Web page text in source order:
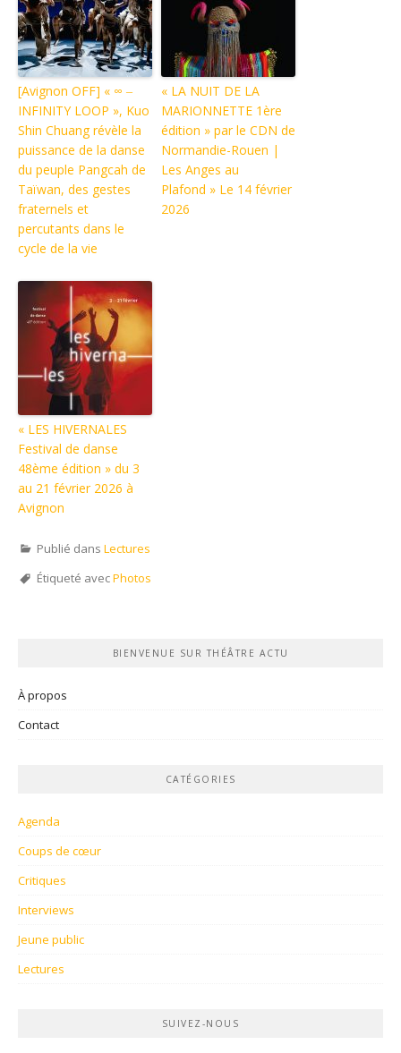
[Avignon OFF] « ∞ ‒
INFINITY LOOP », Kuo
Shin Chuang révèle la
puissance de la danse
du peuple Pangcah de
Taïwan, des gestes
fraternels et
percutants dans le
cycle de la vie
« LA NUIT DE LA
MARIONNETTE 1ère
édition » par le CDN de
Normandie-Rouen |
Les Anges au
Plafond » Le 14 février
2026
« LES HIVERNALES
Festival de danse
48ème édition » du 3
au 21 février 2026 à
Avignon
Publié dans Lectures
Étiqueté avecPhotos
BIENVENUE SUR THÉÂTRE ACTU
À propos
Contact
CATÉGORIES
Agenda
Coups de cœur
Critiques
Interviews
Jeune public
Lectures
SUIVEZ-NOUS